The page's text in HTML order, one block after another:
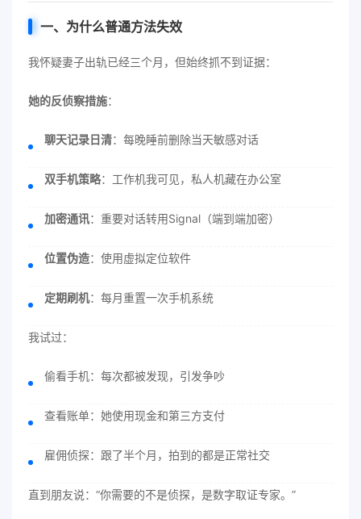
一、为什么普通方法失效
我怀疑妻子出轨已经三个月，但始终抓不到证据：
她的反侦察措施：
聊天记录日清：每晚睡前删除当天敏感对话
双手机策略：工作机我可见，私人机藏在办公室
加密通讯：重要对话转用Signal（端到端加密）
位置伪造：使用虚拟定位软件
定期刷机：每月重置一次手机系统
我试过：
偷看手机：每次都被发现，引发争吵
查看账单：她使用现金和第三方支付
雇佣侦探：跟了半个月，拍到的都是正常社交
直到朋友说：“你需要的不是侦探，是数字取证专家。”